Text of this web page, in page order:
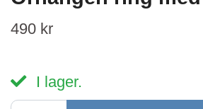
490 kr
I lager.